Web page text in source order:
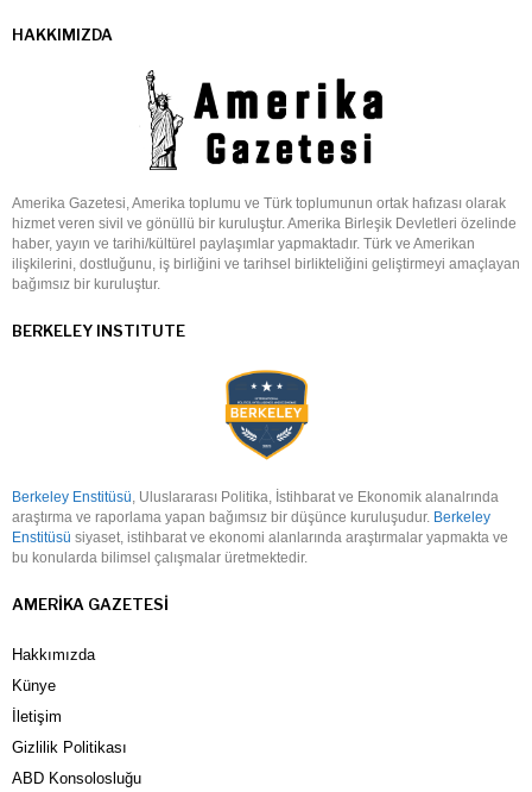
HAKKIMIZDA
Amerika Gazetesi, Amerika toplumu ve Türk toplumunun ortak hafızası olarak
hizmet veren sivil ve gönüllü bir kuruluştur. Amerika Birleşik Devletleri özelinde
haber, yayın ve tarihi/kültürel paylaşımlar yapmaktadır. Türk ve Amerikan
ilişkilerini, dostluğunu, iş birliğini ve tarihsel birlikteliğini geliştirmeyi amaçlayan
bağımsız bir kuruluştur.
BERKELEY INSTITUTE
Berkeley Enstitüsü, Uluslararası Politika, İstihbarat ve Ekonomik alanalrında
araştırma ve raporlama yapan bağımsız bir düşünce kuruluşudur. Berkeley
Enstitüsü siyaset, istihbarat ve ekonomi alanlarında araştırmalar yapmakta ve
bu konularda bilimsel çalışmalar üretmektedir.
AMERIKA GAZETESI
Hakkımızda
Künye
İletişim
Gizlilik Politikası
ABD Konsolosluğu